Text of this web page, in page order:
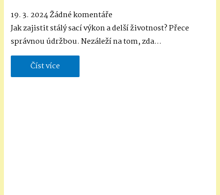
19. 3. 2024Žádné komentáře
Jak zajistit stálý sací výkon a delší životnost? Přece
správnou údržbou. Nezáleží na tom, zda…
Číst více